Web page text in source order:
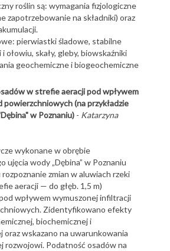
roślin są: wymagania fizjologiczne
zapotrzebowanie na składniki) oraz
pierwiastki śladowe, stabilne
ołowiu, skały, gleby, biowskaźniki
geochemiczne i biogeochemiczne
w strefie aeracji pod wpływem
(na przykładzie
w Poznaniu)- Katarzyna
wykonane w obrębie
ujęcia wody „Dębina” w Poznaniu
rozpoznanie zmian w aluwiach rzeki
aeracji — do głęb. 1,5 m)
wpływem wymuszonej infiltracji
Zidentyfikowano efekty
biochemicznej i
oraz wskazano na uwarunkowania
rozwojowi. Podatność osadów na